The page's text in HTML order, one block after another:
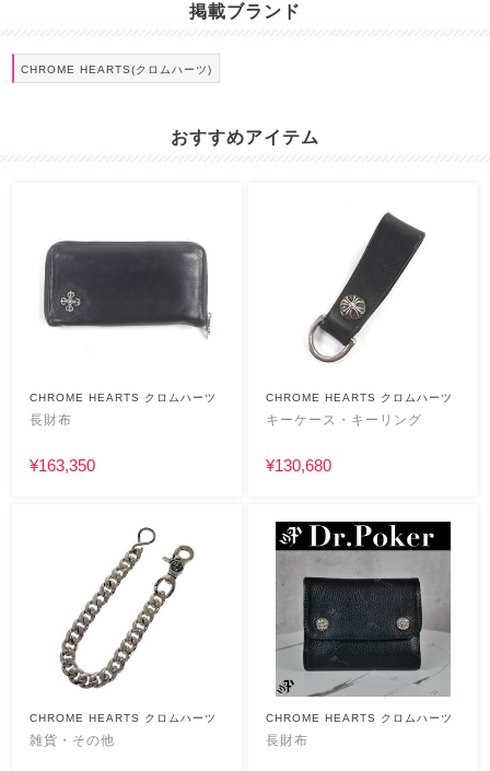
掲載ブランド
CHROME HEARTS(クロムハーツ)
おすすめアイテム
CHROME HEARTS クロムハーツ
長財布
¥163,350
CHROME HEARTS クロムハーツ
キーケース・キーリング
¥130,680
CHROME HEARTS クロムハーツ
雑貨・その他
CHROME HEARTS クロムハーツ
長財布